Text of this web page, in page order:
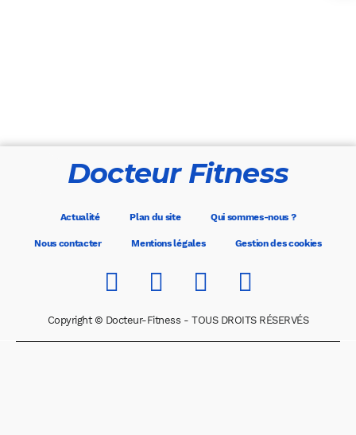
Docteur Fitness
Actualité Plan du site Qui sommes-nous ?
Nous contacter Mentions légales Gestion des cookies
Copyright © Docteur-Fitness - TOUS DROITS RÉSERVÉS